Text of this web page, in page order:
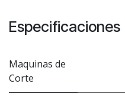
Especificaciones
Maquinas de
Corte